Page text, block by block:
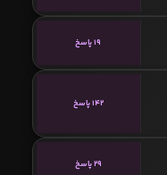
19 پاسخ
142 پاسخ
29 پاسخ